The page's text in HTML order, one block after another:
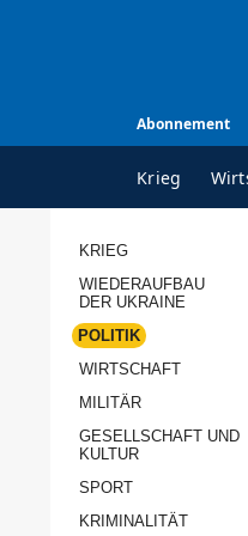
Abonnement
Krieg
ALLE
Politik
Militär
KRIEG
WIEDERAUFBAU
DER UKRAINE
POLITIK
WIRTSCHAFT
MILITÄR
GESELLSCHAFT UND
KULTUR
SPORT
KRIMINALITÄT